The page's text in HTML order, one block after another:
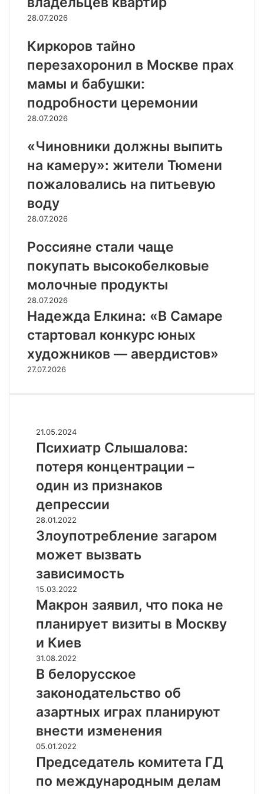
28.07.2026
Киркоров тайно
перезахоронил в Москве прах
мамы и бабушки:
подробности церемонии
28.07.2026
«Чиновники должны выпить
на камеру»: жители Тюмени
пожаловались на питьевую
воду
28.07.2026
Россияне стали чаще
покупать высокобелковые
молочные продукты
28.07.2026
Надежда Елкина: «В Самаре
стартовал конкурс юных
художников — авердистов»
27.07.2026
П
с
и
а
т
р
С
л
ы
а
л
о
а
:
п
о
т
е
я
к
о
ц
е
21.05.2024
Психиатр Слышалова:
потеря концентрации –
один из признаков
депрессии
З
л
у
п
о
т
р
е
б
л
е
н
и
е
а
г
а
р
о
м
28.01.2022
Злоупотребление загаром
может вызвать
зависимость
М
а
о
з
а
я
в
и
,
ч
п
15.03.2022
Макрон заявил, что пока не
планирует визиты в Москву
и Киев
В
б
л
о
р
у
с
с
к
о
31.08.2022
В белорусское
законодательство об
азартных играх планируют
внести изменения
П
р
05.01.2022
Председатель комитета ГД
по международным делам